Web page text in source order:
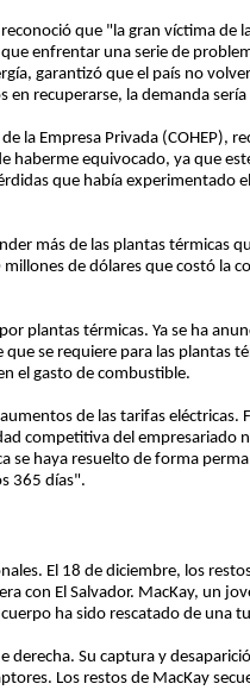
que "la gran víctima
enfrentar una serie de
garantizó que el país no
recuperarse, la demanda
la Empresa Privada (COHEP),
equivocado, ya que
que había experimentado
más de las plantas térmicas
de dólares que costó la
plantas térmicas. Ya se ha
se requiere para las plantas
el gasto de combustible.
de las tarifas eléctricas.
competitiva del empresariado
se haya resuelto de forma
365 días".
El 18 de diciembre, los
con El Salvador. MacKay, un
ha sido rescatado de una
Su captura y
Los restos de MacKay